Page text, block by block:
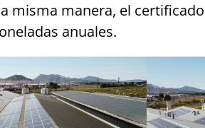
misma manera, el
anuales.